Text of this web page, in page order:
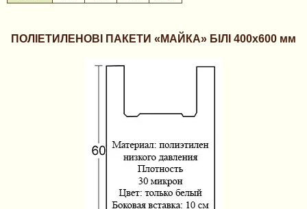
ПОЛІЕТИЛЕНОВІ ПАКЕТИ «МАЙКА» БІЛІ 400х600 мм